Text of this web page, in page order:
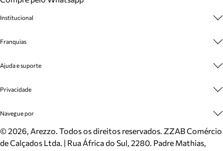
Institucional
Cashback
Venda Corporativa
Mapa do Site
Inverno
Mundo Arezzo
Franquias
Plano de Negócio
Ajuda e suporte
Cadastro
Meus Pedidos
Trocas e Devoluções
Cartão Presente
Privacidade
Politica e Privacidade
Navegue por
Sapatos
Bolsas
©2026, Arezzo. Todos os direitos reservados. ZZAB Comércio
de Calçados Ltda. | Rua África do Sul, 2280. Padre Mathias,